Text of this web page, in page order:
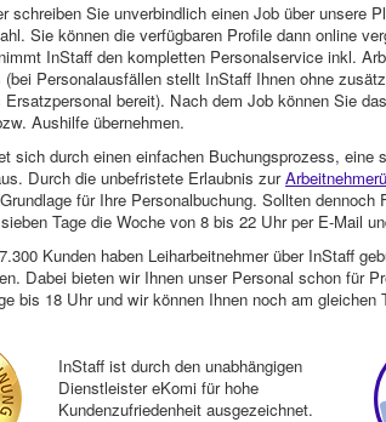
schreiben Sie unverbindlich einen Job über unsere
Sie können die verfügbaren Profile dann online
InStaff den kompletten Personalservice inkl.
Personalausfällen stellt InStaff Ihnen ohne
bereit). Nach dem Job können Sie
Aushilfe übernehmen.
sich durch einen einfachen Buchungsprozess,
Durch die unbefristete Erlaubnis zur
für Ihre Personalbuchung. Sollten
Tage die Woche von 8 bis 22 Uhr per E-Mail
Kunden haben Leiharbeitnehmer über InStaff
Dabei bieten wir Ihnen unser Personal schon für
bis 18 Uhr und wir können Ihnen noch am gleichen
InStaff ist durch den unabhängigen
Dienstleister eKomi für hohe
Kundenzufriedenheit ausgezeichnet.